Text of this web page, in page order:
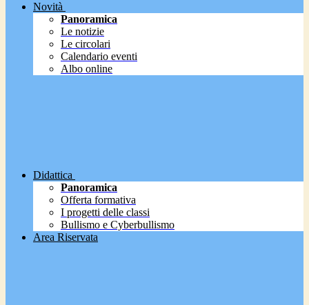
Novità
Panoramica
Le notizie
Le circolari
Calendario eventi
Albo online
Didattica
Panoramica
Offerta formativa
I progetti delle classi
Bullismo e Cyberbullismo
Area Riservata